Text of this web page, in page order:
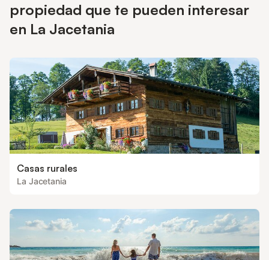
propiedad que te pueden interesar
en La Jacetania
Casas rurales
La Jacetania